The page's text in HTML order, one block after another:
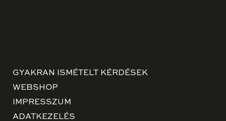
GYAKRAN ISMÉTELT KÉRDÉSEK
WEBSHOP
IMPRESSZUM
ADATKEZELÉS